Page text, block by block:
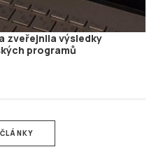
zveřejnila výsledky
programů